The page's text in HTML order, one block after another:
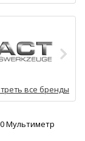
все бренды
Мультиметр